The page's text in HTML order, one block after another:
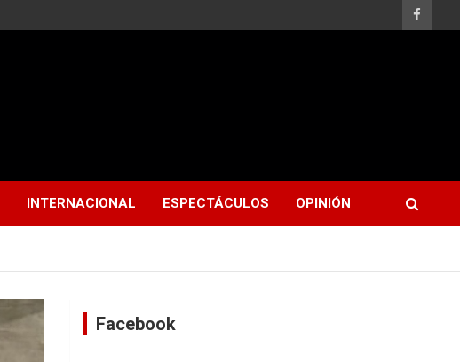
INTERNACIONAL ESPECTÁCULOS OPINIÓN
Facebook